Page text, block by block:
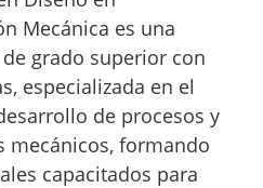
Mecánica es una
grado superior con
especializada en el
de procesos y
mecánicos, formando
capacitados para